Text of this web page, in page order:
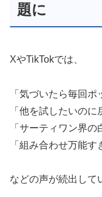
題に
XやTikTokでは、
「気づいたら毎回ポ
「他を試したいのに
「サーティワン界の
「組み合わせ万能す
などの声が続出して